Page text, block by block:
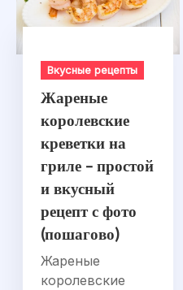
Вкусные рецепты
Жареные
королевские
креветки на
гриле – простой
и вкусный
рецепт с фото
(пошагово)
Жареные
королевские